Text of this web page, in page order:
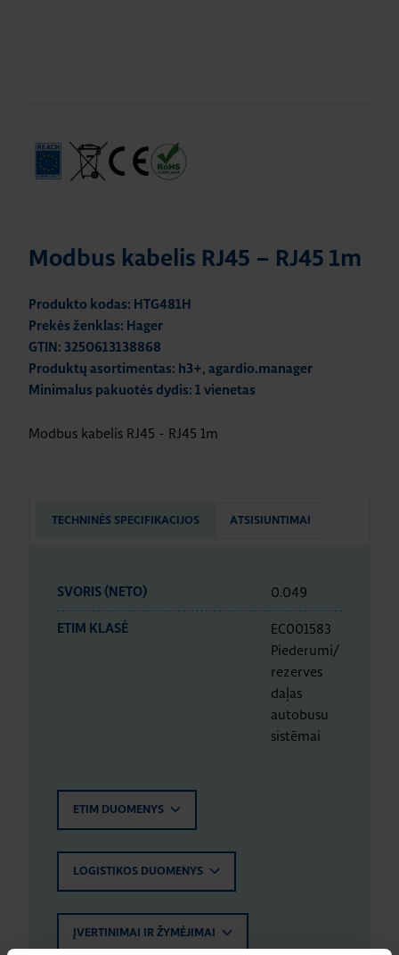
Modbus kabelis RJ45 – RJ45 1m
Produkto kodas: HTG481H
Prekės ženklas: Hager
GTIN: 3250613138868
Produktų asortimentas: h3+, agardio.manager
Minimalus pakuotės dydis: 1 vienetas
Modbus kabelis RJ45 - RJ45 1m
TECHNINĖS SPECIFIKACIJOS ATSISIUNTIMAI
SVORIS (NETO) 0.049
ETIM KLASĖ
EC001583
Piederumi/
rezerves
daļas
autobusu
sistēmai
ETIM DUOMENYS
LOGISTIKOS DUOMENYS
ĮVERTINIMAI IR ŽYMĖJIMAI